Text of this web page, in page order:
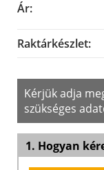
Ár:
Raktárkészlet:
Kérjük adja
szükséges
1. Hogyan